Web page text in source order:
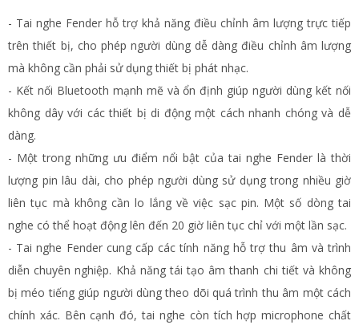
- Tai nghe Fender hỗ trợ khả năng điều chỉnh âm lượng trực tiếp
trên thiết bị, cho phép người dùng dễ dàng điều chỉnh âm lượng
mà không cần phải sử dụng thiết bị phát nhạc.
- Kết nối Bluetooth mạnh mẽ và ổn định giúp người dùng kết nối
không dây với các thiết bị di động một cách nhanh chóng và dễ
dàng.
- Một trong những ưu điểm nổi bật của tai nghe Fender là thời
lượng pin lâu dài, cho phép người dùng sử dụng trong nhiều giờ
liên tục mà không cần lo lắng về việc sạc pin. Một số dòng tai
nghe có thể hoạt động lên đến 20 giờ liên tục chỉ với một lần sạc.
- Tai nghe Fender cung cấp các tính năng hỗ trợ thu âm và trình
diễn chuyên nghiệp. Khả năng tái tạo âm thanh chi tiết và không
bị méo tiếng giúp người dùng theo dõi quá trình thu âm một cách
chính xác. Bên cạnh đó, tai nghe còn tích hợp microphone chất